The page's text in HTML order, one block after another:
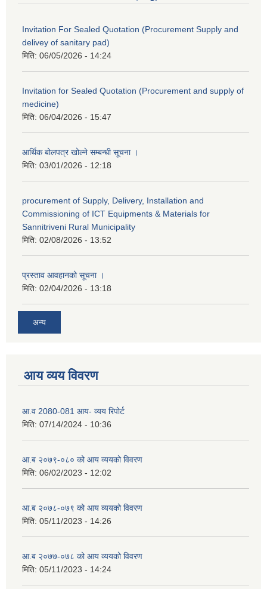
Invitation For Sealed Quotation (Procurement Supply and
delivey of sanitary pad)
मिति: 06/05/2026 - 14:24
Invitation for Sealed Quotation (Procurement and supply of
medicine)
मिति: 06/04/2026 - 15:47
आर्थिक बोलपत्र खोल्ने सम्बन्धी सूचना ।
मिति: 03/01/2026 - 12:18
procurement of Supply, Delivery, Installation and
Commissioning of ICT Equipments & Materials for
Sannitriveni Rural Municipality
मिति: 02/08/2026 - 13:52
प्रस्ताव आवहानको सूचना ।
मिति: 02/04/2026 - 13:18
अन्य
आय व्यय विवरण
आ.व 2080-081 आय- व्यय रिपोर्ट
मिति: 07/14/2024 - 10:36
आ.ब २०७९-०८० को आय व्ययको विवरण
मिति: 06/02/2023 - 12:02
आ.ब २०७८-०७९ को आय व्ययको विवरण
मिति: 05/11/2023 - 14:26
आ.ब २०७७-०७८ को आय व्ययको विवरण
मिति: 05/11/2023 - 14:24